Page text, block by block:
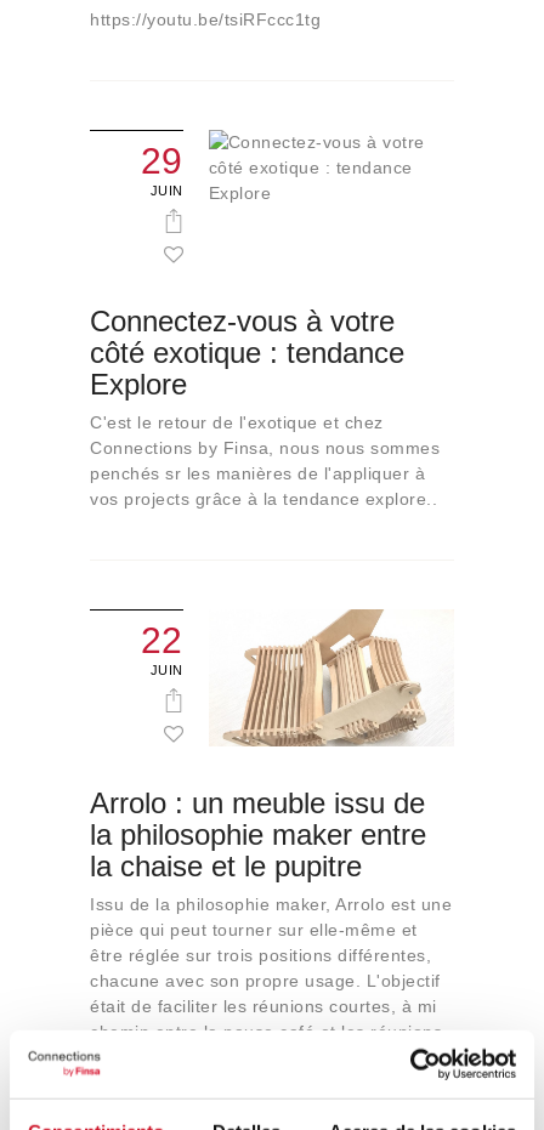
https://youtu.be/tsiRFccc1tg
29
JUIN
Connectez-vous à votre
côté exotique : tendance
Explore
C'est le retour de l'exotique et chez
Connections by Finsa, nous nous sommes
penchés sr les manières de l'appliquer à
vos projects grâce à la tendance explore..
22
JUIN
Arrolo : un meuble issu de
la philosophie maker entre
la chaise et le pupitre
Issu de la philosophie maker, Arrolo est une
pièce qui peut tourner sur elle-même et
être réglée sur trois positions différentes,
chacune avec son propre usage. L'objectif
était de faciliter les réunions courtes, à mi
chemin entre la pause café et les réunions
improvisées.